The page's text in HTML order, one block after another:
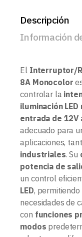
Descripción
Información
El Interruptor/
8A Monocolor
controlar la
iluminación
entrada de 12V
adecuado para
aplicaciones,
industriales. Su
potencia de
un control
LED,
necesidades de
con funciones
modos